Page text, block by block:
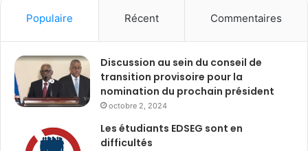
Populaire Récent Commentaires
Discussion au sein du conseil de
transition provisoire pour la
nomination du prochain président
octobre 2, 2024
Les étudiants EDSEG sont en
difficultés